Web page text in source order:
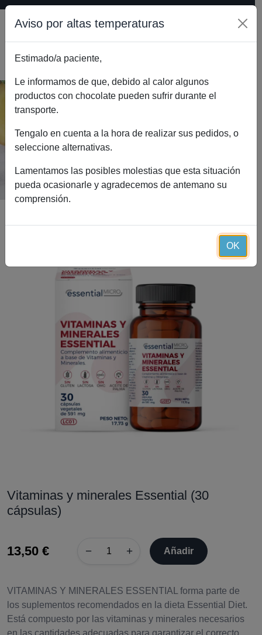
Vitaminas y minerales Essential (30
cápsulas)
Inicio
Catálogo
Vitaminas y minerales Essential (30
cápsulas)
13,50 € − + Añadir
VITAMINAS Y MINERALES ESSENTIAL forma parte de
los suplementos recomendados en la dieta Essential Diet.
Está compuesto por las vitaminas y minerales necesarios
en las cantidades adecuadas para garantizar el correcto
Aviso por altas temperaturas
Estimado/a paciente,
Le informamos de que, debido al calor algunos
productos con chocolate pueden sufrir durante el
transporte.
Tengalo en cuenta a la hora de realizar sus pedidos, o
seleccione alternativas.
Lamentamos las posibles molestias que esta situación
pueda ocasionarle y agradecemos de antemano su
comprensión.
OK